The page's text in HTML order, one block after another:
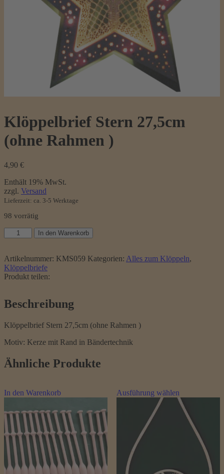
Klöppelbrief Stern 27,5cm
(ohne Rahmen )
4,90 €
Enthält 19% MwSt.
zzgl. Versand
Lieferzeit: ca. 3-5 Werktage
98 vorrätig
Klöppelbrief
Stern
(ohne
Rahmen
)
In den Warenkorb
Artikelnummer: KMS059 Kategorien: Alles zum Klöppeln,
Klöppelbriefe
Produkt teilen:
Beschreibung
Klöppelbrief Stern 27,5cm (ohne Rahmen )
Motiv: Kerze mit Rand in Bändertechnik
Ähnliche Produkte
In den Warenkorb Ausführung wählenProdukt
weist
mehrere
Varianten
Optionen